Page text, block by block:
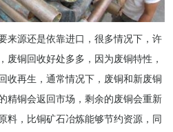
来源还是依靠进口，很多情况下，许
废铜回收好处多多，因为废铜特性，
收再生，通常情况下，废铜和新废铜
精铜会返回市场，剩余的废铜会重新
料，比铜矿石冶炼能够节约资源，同